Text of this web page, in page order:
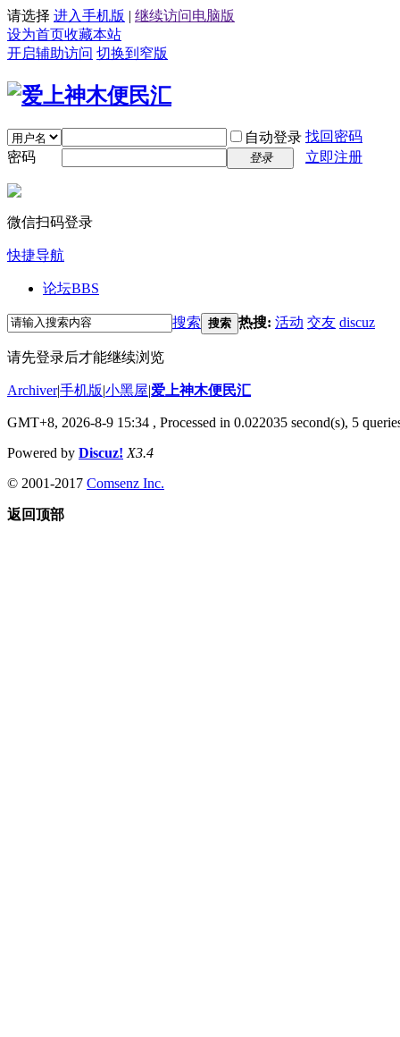
请选择 进入手机版 | 继续访问电脑版
设为首页收藏本站
开启辅助访问 切换到窄版
自动登录 找回密码
密码
登录 立即注册
微信扫码登录
快捷导航
论坛BBS
搜索 搜索 热搜: 活动 交友 discuz
请先登录后才能继续浏览
Archiver|手机版|小黑屋|爱上神木便民汇
GMT+8, 2026-8-9 15:34 , Processed in 0.022035 second(s), 5
Powered by Discuz! X3.4
© 2001-2017 Comsenz Inc.
返回顶部